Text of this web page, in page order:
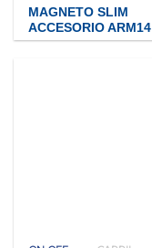
MAGNETO SLIM
ACCESORIO ARM14